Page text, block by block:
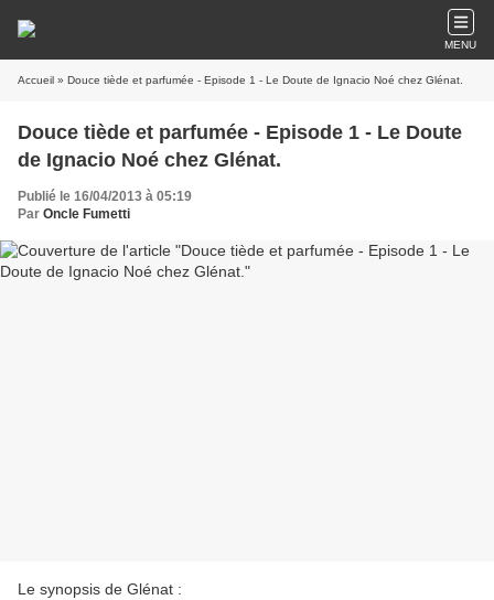
MENU
Accueil » Douce tiède et parfumée - Episode 1 - Le Doute de Ignacio Noé chez Glénat.
Douce tiède et parfumée - Episode 1 - Le Doute
de Ignacio Noé chez Glénat.
Publié le 16/04/2013 à 05:19
Par Oncle Fumetti
Le synopsis de Glénat :